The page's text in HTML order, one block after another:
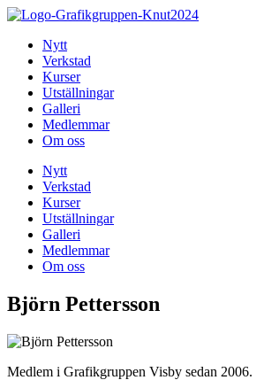
Hoppa
innehållNytt
Verkstad
Kurser
Utställningar
Galleri
Medlemmar
Om oss
Nytt
Verkstad
Kurser
Utställningar
Galleri
Medlemmar
Om oss
Björn Pettersson
Medlem i Grafikgruppen Visby sedan 2006.